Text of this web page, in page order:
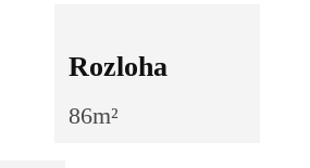
Rozloha
86m²